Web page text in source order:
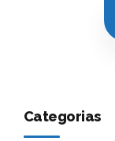
Categorias